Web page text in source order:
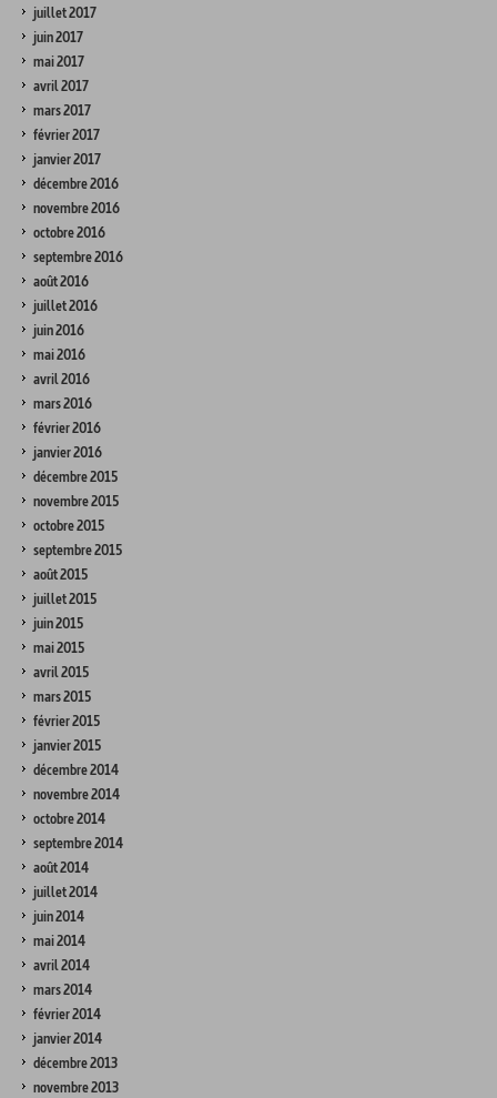
juillet 2017
juin 2017
mai 2017
avril 2017
mars 2017
février 2017
janvier 2017
décembre 2016
novembre 2016
octobre 2016
septembre 2016
août 2016
juillet 2016
juin 2016
mai 2016
avril 2016
mars 2016
février 2016
janvier 2016
décembre 2015
novembre 2015
octobre 2015
septembre 2015
août 2015
juillet 2015
juin 2015
mai 2015
avril 2015
mars 2015
février 2015
janvier 2015
décembre 2014
novembre 2014
octobre 2014
septembre 2014
août 2014
juillet 2014
juin 2014
mai 2014
avril 2014
mars 2014
février 2014
janvier 2014
décembre 2013
novembre 2013